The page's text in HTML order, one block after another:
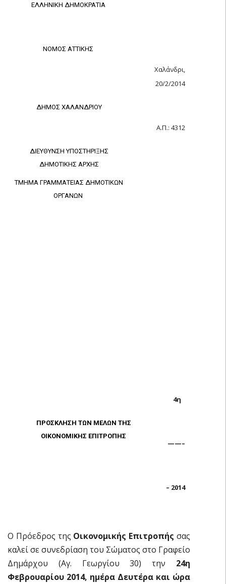
EΛΛΗΝΙΚΗ ΔΗΜΟΚΡΑΤΙΑ
ΝΟΜΟΣ ΑΤΤΙΚΗΣ
Χαλάνδρι,
20/2/2014
ΔΗΜΟΣ ΧΑΛΑΝΔΡΙΟΥ
Α.Π.: 4312
ΔΙΕΥΘΥΝΣΗ ΥΠΟΣΤΗΡΙΞΗΣ
ΔΗΜΟΤΙΚΗΣ ΑΡΧΗΣ
ΤΜΗΜΑ ΓΡΑΜΜΑΤΕΙΑΣ ΔΗΜΟΤΙΚΩΝ
ΟΡΓΑΝΩΝ
4η
ΠΡΟΣΚΛΗΣΗ ΤΩΝ ΜΕΛΩΝ ΤΗΣ
ΟΙΚΟΝΟΜΙΚΗΣ ΕΠΙΤΡΟΠΗΣ
——–
– 2014
Ο Πρόεδρος της Οικονομικής Επιτροπήςσας
καλεί σε συνεδρίαση του Σώματος στο Γραφείο
Δημάρχου (Αγ. Γεωργίου 30) την 24η
Φεβρουαρίου 2014, ημέρα Δευτέρα και ώρα